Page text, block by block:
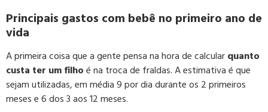
Principais gastos com bebê no primeiro ano de
vida
A primeira coisa que a gente pensa na hora de calcularquanto
custa ter um filhoé na troca de fraldas. A estimativa é que
sejam utilizadas, em média 9 por dia durante os 2 primeiros
meses e 6 dos 3 aos 12 meses.